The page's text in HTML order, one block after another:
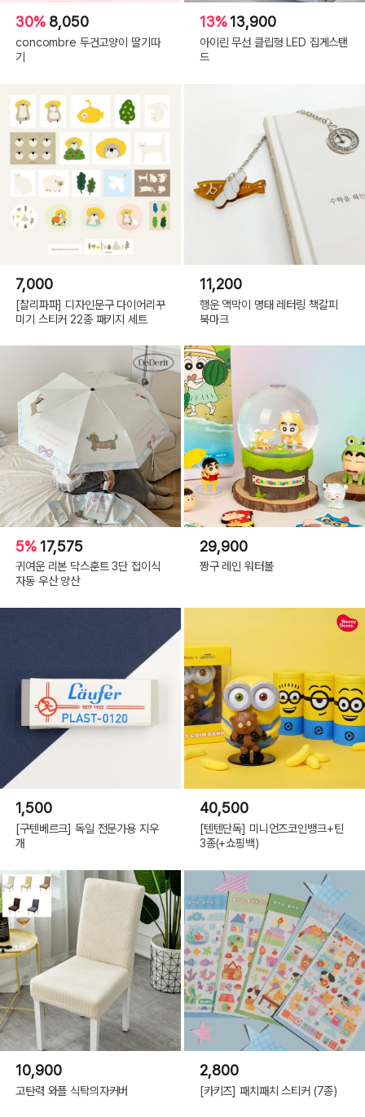
30% 8,050
concombre 두건고양이 딸기따
기
13%13,900
아이린 무선 클립형 LED 집게스탠
드
7,000
[찰리파파] 디자인문구 다이어리꾸
미기 스티커 22종 패키지 세트
11,200
행운 액막이 명태 레터링 책갈피
북마크
5% 17,575
귀여운 리본 닥스훈트 3단 접이식
자동 우산 양산
29,900
짱구 레인 워터볼
1,500
[구텐베르크] 독일 전문가용 지우
개
40,500
[텐텐단독] 미니언즈코인뱅크+틴
3종(+쇼핑백)
10,900
고탄력 와플 식탁의자커버
2,800
[카키즈] 패치패치 스티커 (7종)